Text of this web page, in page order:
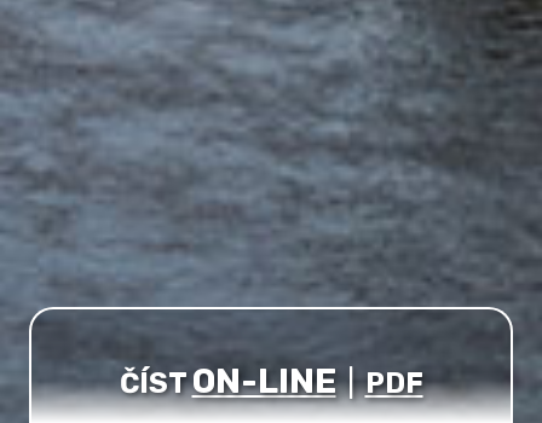
ČÍSTON-LINE | PDF